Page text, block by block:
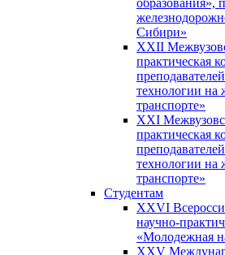
образования»,
Сибири»
XXII
практическая
технологии на
транспорте»
XXI
практическая
технологии на
транспорте»
Студентам
XXVI
научно-
«Молодежная
XXV